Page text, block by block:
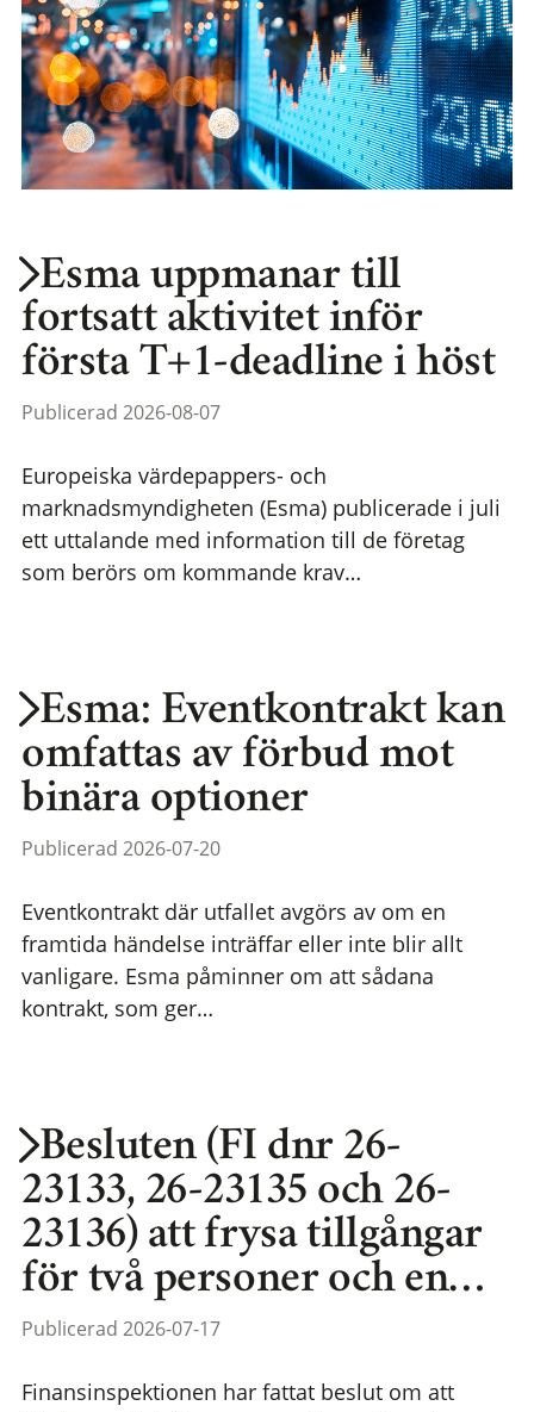
Esma uppmanar till
fortsatt aktivitet inför
första T+1-deadline i höst
Publicerad 2026-08-07
Europeiska värdepappers- och
marknadsmyndigheten (Esma) publicerade i juli
ett uttalande med information till de företag
som berörs om kommande krav…
Esma: Eventkontrakt kan
omfattas av förbud mot
binära optioner
Publicerad 2026-07-20
Eventkontrakt där utfallet avgörs av om en
framtida händelse inträffar eller inte blir allt
vanligare. Esma påminner om att sådana
kontrakt, som ger…
Besluten (FI dnr 26-
23133, 26-23135 och 26-
23136) att frysa tillgångar
för två personer och en…
Publicerad 2026-07-17
Finansinspektionen har fattat beslut om att